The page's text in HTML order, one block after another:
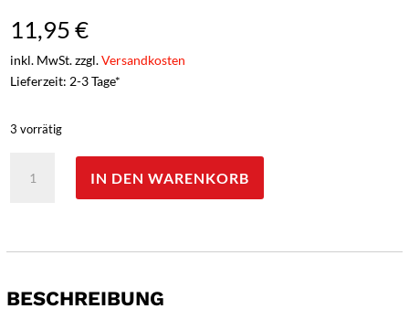
11,95€
inkl. MwSt. zzgl.Versandkosten
Lieferzeit: 2-3 Tage*
3 vorrätig
Cordura
IN DEN WARENKORB
BESCHREIBUNG